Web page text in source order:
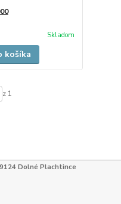
Skladom
košíka
z 1
Dolné Plachtince